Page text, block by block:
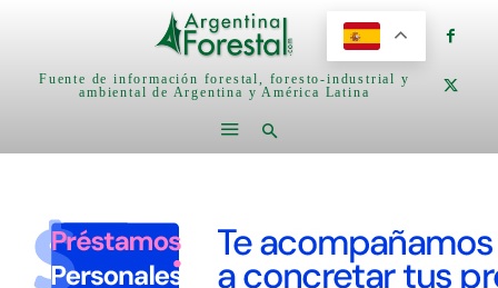
Fuente de información forestal, foresto-industrial y
ambiental de Argentina y América Latina